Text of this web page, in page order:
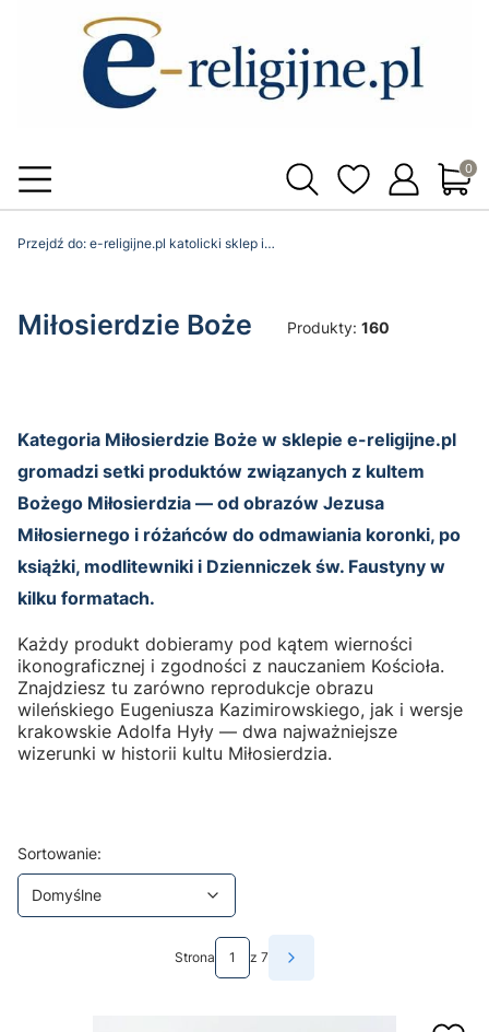
Przejdź do: e-religijne.pl katolicki sklep internetowy
Miłosierdzie Boże Produkty: 160
Kategoria Miłosierdzie Boże w sklepie e-religijne.pl
gromadzi setki produktów związanych z kultem
Bożego Miłosierdzia — od obrazów Jezusa
Miłosiernego i różańców do odmawiania koronki, po
książki, modlitewniki i Dzienniczek św. Faustyny w
kilku formatach.
Każdy produkt dobieramy pod kątem wierności
ikonograficznej i zgodności z nauczaniem Kościoła.
Znajdziesz tu zarówno reprodukcje obrazu
wileńskiego Eugeniusza Kazimirowskiego, jak i wersje
krakowskie Adolfa Hyły — dwa najważniejsze
wizerunki w historii kultu Miłosierdzia.
Lista produktów
Sortowanie:
Domyślne
Strona z 7 Następne produkty